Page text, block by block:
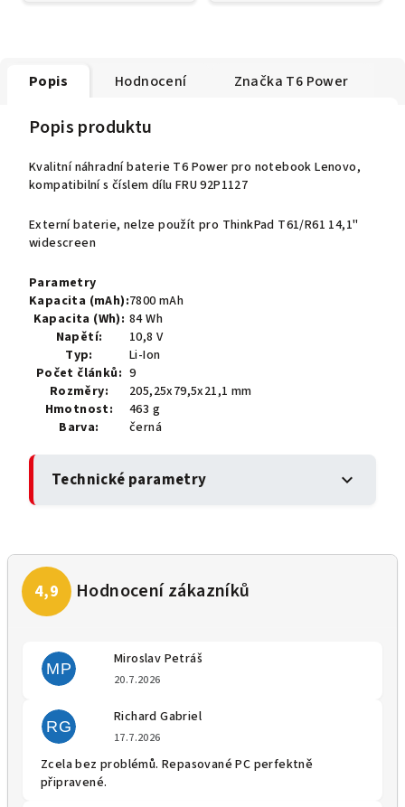
Popis Hodnocení Značka T6 Power
Popis produktu
Kvalitní náhradní baterie T6 Power pro notebook Lenovo,
kompatibilní s číslem dílu FRU 92P1127
Externí baterie, nelze použít pro ThinkPad T61/R61 14,1"
widescreen
Parametry
Kapacita (mAh):7800 mAh
Kapacita (Wh): 84 Wh
Napětí:
10,8 V
Typ:
Li-Ion
Počet článků: 9
Rozměry:
205,25x79,5x21,1 mm
Hmotnost:
463 g
Barva:
černá
Technické parametry expand_more
MP
Miroslav Petráš
20.7.2026
RG
Richard Gabriel
17.7.2026
Zcela bez problémů. Repasované PC perfektně
připravené.